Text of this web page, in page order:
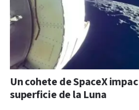
Un cohete de SpaceX
superficie de la Luna